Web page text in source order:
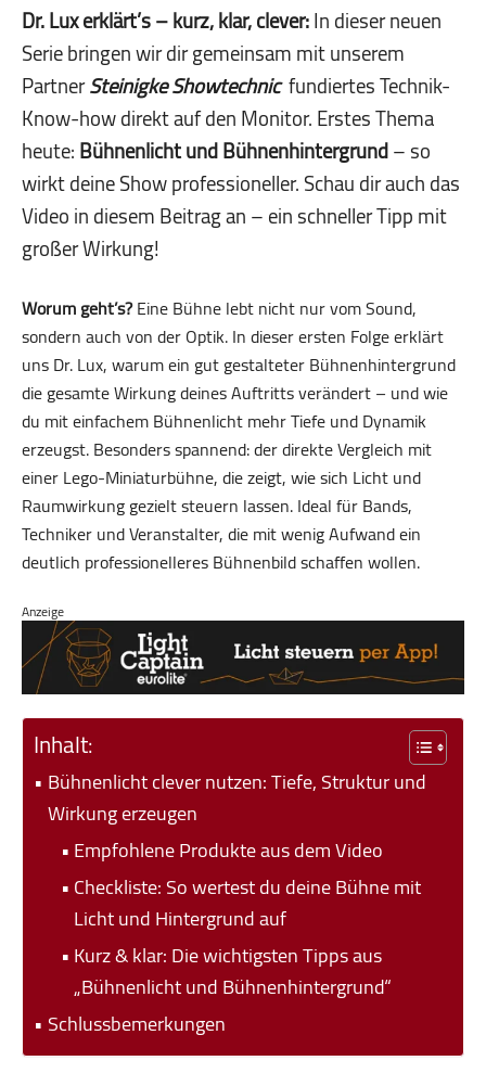
Dr. Lux erklärt’s – kurz, klar, clever:In dieser neuen
Serie bringen wir dir gemeinsam mit unserem
PartnerSteinigke Showtechnicfundiertes Technik-
Know-how direkt auf den Monitor. Erstes Thema
heute:Bühnenlicht und Bühnenhintergrund– so
wirkt deine Show professioneller. Schau dir auch das
Video in diesem Beitrag an – ein schneller Tipp mit
großer Wirkung!
Worum geht’s?Eine Bühne lebt nicht nur vom Sound,
sondern auch von der Optik. In dieser ersten Folge erklärt
uns Dr. Lux, warum ein gut gestalteter Bühnenhintergrund
die gesamte Wirkung deines Auftritts verändert – und wie
du mit einfachem Bühnenlicht mehr Tiefe und Dynamik
erzeugst. Besonders spannend: der direkte Vergleich mit
einer Lego-Miniaturbühne, die zeigt, wie sich Licht und
Raumwirkung gezielt steuern lassen. Ideal für Bands,
Techniker und Veranstalter, die mit wenig Aufwand ein
deutlich professionelleres Bühnenbild schaffen wollen.
Anzeige
Inhalt:
Bühnenlicht clever nutzen: Tiefe, Struktur und
Wirkung erzeugen
Empfohlene Produkte aus dem Video
Checkliste: So wertest du deine Bühne mit
Licht und Hintergrund auf
Kurz & klar: Die wichtigsten Tipps aus
„Bühnenlicht und Bühnenhintergrund“
Schlussbemerkungen